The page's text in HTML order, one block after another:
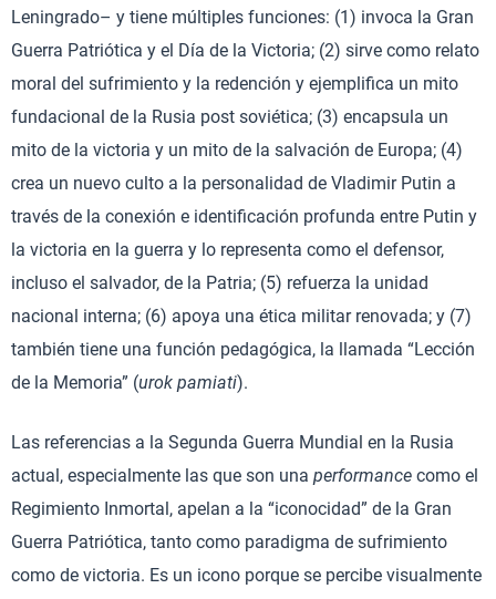
Leningrado– y tiene múltiples funciones: (1) invoca la Gran
Guerra Patriótica y el Día de la Victoria; (2) sirve como relato
moral del sufrimiento y la redención y ejemplifica un mito
fundacional de la Rusia post soviética; (3) encapsula un
mito de la victoria y un mito de la salvación de Europa; (4)
crea un nuevo culto a la personalidad de Vladimir Putin a
través de la conexión e identificación profunda entre Putin y
la victoria en la guerra y lo representa como el defensor,
incluso el salvador, de la Patria; (5) refuerza la unidad
nacional interna; (6) apoya una ética militar renovada; y (7)
también tiene una función pedagógica, la llamada “Lección
de la Memoria” (urok pamiati).
Las referencias a la Segunda Guerra Mundial en la Rusia
actual, especialmente las que son una performance como el
Regimiento Inmortal, apelan a la “iconocidad” de la Gran
Guerra Patriótica, tanto como paradigma de sufrimiento
como de victoria. Es un icono porque se percibe visualmente